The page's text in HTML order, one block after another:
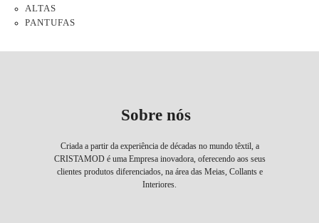
ALTAS
PANTUFAS
Sobre nós
Criada a partir da experiência de décadas no mundo têxtil, a
CRISTAMOD é uma Empresa inovadora, oferecendo aos seus
clientes produtos diferenciados, na área das Meias, Collants e
Interiores.